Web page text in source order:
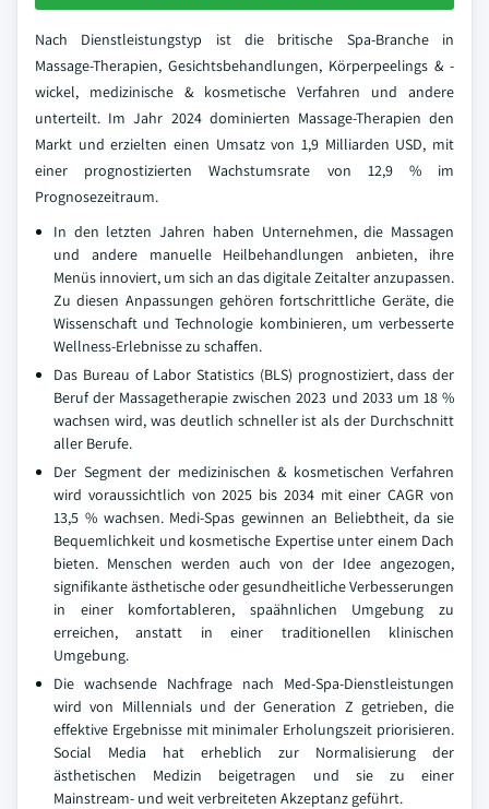
Nach Dienstleistungstyp ist die britische Spa-Branche in
Massage-Therapien, Gesichtsbehandlungen, Körperpeelings & -
wickel, medizinische & kosmetische Verfahren und andere
unterteilt. Im Jahr 2024 dominierten Massage-Therapien den
Markt und erzielten einen Umsatz von 1,9 Milliarden USD, mit
einer prognostizierten Wachstumsrate von 12,9 % im
Prognosezeitraum.
In den letzten Jahren haben Unternehmen, die Massagen
und andere manuelle Heilbehandlungen anbieten, ihre
Menüs innoviert, um sich an das digitale Zeitalter anzupassen.
Zu diesen Anpassungen gehören fortschrittliche Geräte, die
Wissenschaft und Technologie kombinieren, um verbesserte
Wellness-Erlebnisse zu schaffen.
Das Bureau of Labor Statistics (BLS) prognostiziert, dass der
Beruf der Massagetherapie zwischen 2023 und 2033 um 18 %
wachsen wird, was deutlich schneller ist als der Durchschnitt
aller Berufe.
Der Segment der medizinischen & kosmetischen Verfahren
wird voraussichtlich von 2025 bis 2034 mit einer CAGR von
13,5 % wachsen. Medi-Spas gewinnen an Beliebtheit, da sie
Bequemlichkeit und kosmetische Expertise unter einem Dach
bieten. Menschen werden auch von der Idee angezogen,
signifikante ästhetische oder gesundheitliche Verbesserungen
in einer komfortableren, spaähnlichen Umgebung zu
erreichen, anstatt in einer traditionellen klinischen
Umgebung.
Die wachsende Nachfrage nach Med-Spa-Dienstleistungen
wird von Millennials und der Generation Z getrieben, die
effektive Ergebnisse mit minimaler Erholungszeit priorisieren.
Social Media hat erheblich zur Normalisierung der
ästhetischen Medizin beigetragen und sie zu einer
Mainstream- und weit verbreiteten Akzeptanz geführt.